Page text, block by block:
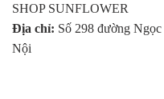
SHOP SUNFLOWER
Địa chỉ: Số 298 đường
Nội